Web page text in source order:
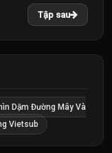
24
Tập
27
30
Tập
Tập sau
Dặm Đường Mây Và
Vietsub